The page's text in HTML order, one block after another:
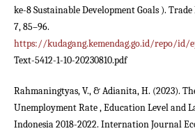
ke-8 Sustainable Development Goals ).
7, 85–96.
https://kudagang.kemendag.go.id/repo/
Text-5412-1-10-20230810.pdf
Rahmaningtyas, V., & Adianita, H. (2023).
Unemployment Rate , Education Level and
Indonesia 2018-2022. Internation Journal